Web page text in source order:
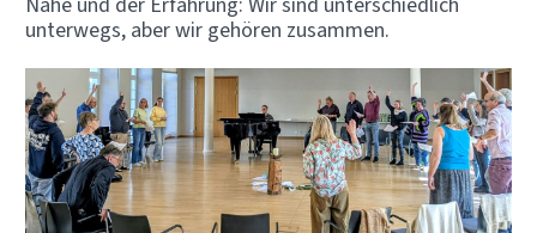
unterwegs, aber wir gehören zusammen.